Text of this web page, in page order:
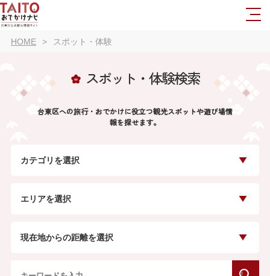
HOME スポット・体験
スポット・体験検索
台東区への旅行・おでかけに役立つ観光スポットや遊び場情
報を探せます。
カテゴリを選択
エリアを選択
現在地からの距離を選択